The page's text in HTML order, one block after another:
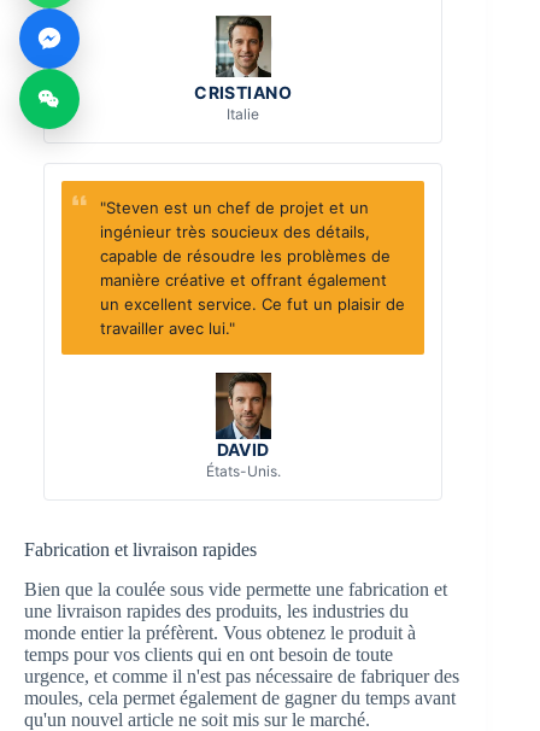
CRISTIANO
Italie
"Steven est un chef de projet et un
ingénieur très soucieux des détails,
capable de résoudre les problèmes de
manière créative et offrant également
un excellent service. Ce fut un plaisir de
travailler avec lui."
DAVID
États-Unis.
Fabrication et livraison rapides
Bien que la coulée sous vide permette une fabrication et
une livraison rapides des produits, les industries du
monde entier la préfèrent. Vous obtenez le produit à
temps pour vos clients qui en ont besoin de toute
urgence, et comme il n'est pas nécessaire de fabriquer des
moules, cela permet également de gagner du temps avant
qu'un nouvel article ne soit mis sur le marché.